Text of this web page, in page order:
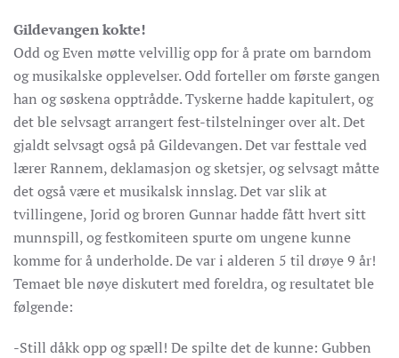
Gildevangen kokte!
Odd og Even møtte velvillig opp for å prate om barndom
og musikalske opplevelser. Odd forteller om første gangen
han og søskena opptrådde. Tyskerne hadde kapitulert, og
det ble selvsagt arrangert fest-tilstelninger over alt. Det
gjaldt selvsagt også på Gildevangen. Det var festtale ved
lærer Rannem, deklamasjon og sketsjer, og selvsagt måtte
det også være et musikalsk innslag. Det var slik at
tvillingene, Jorid og broren Gunnar hadde fått hvert sitt
munnspill, og festkomiteen spurte om ungene kunne
komme for å underholde. De var i alderen 5 til drøye 9 år!
Temaet ble nøye diskutert med foreldra, og resultatet ble
følgende:
-Still dåkk opp og spæll! De spilte det de kunne: Gubben